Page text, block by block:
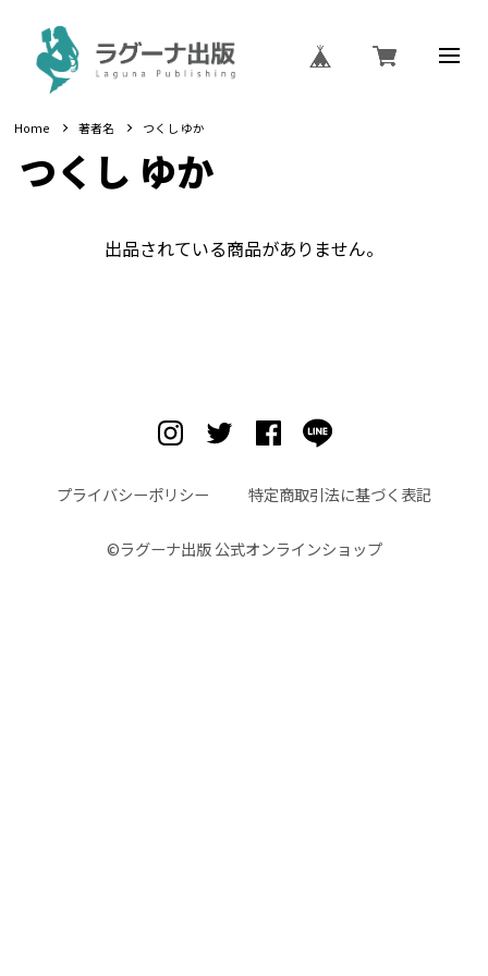
Home 著者名 つくし ゆか
つくし ゆか
出品されている商品がありません。
プライバシーポリシー 特定商取引法に基づく表記
©︎ラグーナ出版 公式オンラインショップ